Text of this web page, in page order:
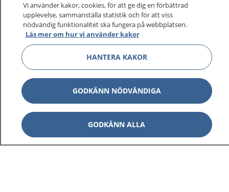
1177–tryggt om din hälsa och vård
På 1177.se får du råd om hälsa och information om
sjukdomar och vilka mottagningar du kan kontakta.
Logga in för att läsa din journal och göra dina
vårdärenden. Ring telefonnummer 1177 för
sjukvårdsrådgivning dygnet runt.
1177 ger dig råd när du vill må bättre.
Vi använder kakor, cookies, för att ge dig en förbättrad
upplevelse, sammanställa statistik och för att viss
nödvändig funktionalitet ska fungera på webbplatsen.
Läs mer om hur vi använder kakor
HANTERA KAKOR
GODKÄNN NÖDVÄNDIGA
GODKÄNN ALLA